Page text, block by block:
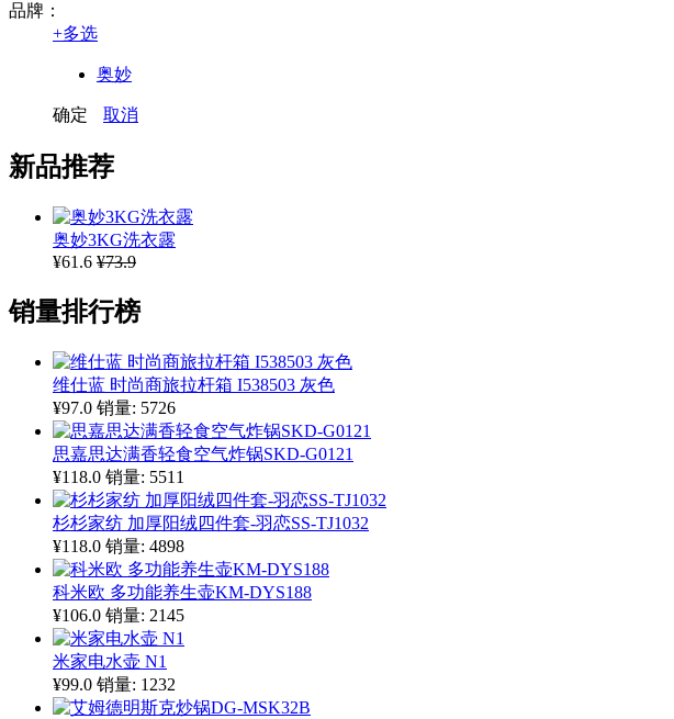
品牌：
+多选
奥妙
确定 取消
新品推荐
奥妙3KG洗衣露
¥61.6 ¥73.9
销量排行榜
维仕蓝 时尚商旅拉杆箱 I538503 灰色
¥97.0 销量: 5726
思嘉思达满香轻食空气炸锅SKD-G0121
¥118.0 销量: 5511
杉杉家纺 加厚阳绒四件套-羽恋SS-TJ1032
¥118.0 销量: 4898
科米欧 多功能养生壶KM-DYS188
¥106.0 销量: 2145
米家电水壶 N1
¥99.0 销量: 1232